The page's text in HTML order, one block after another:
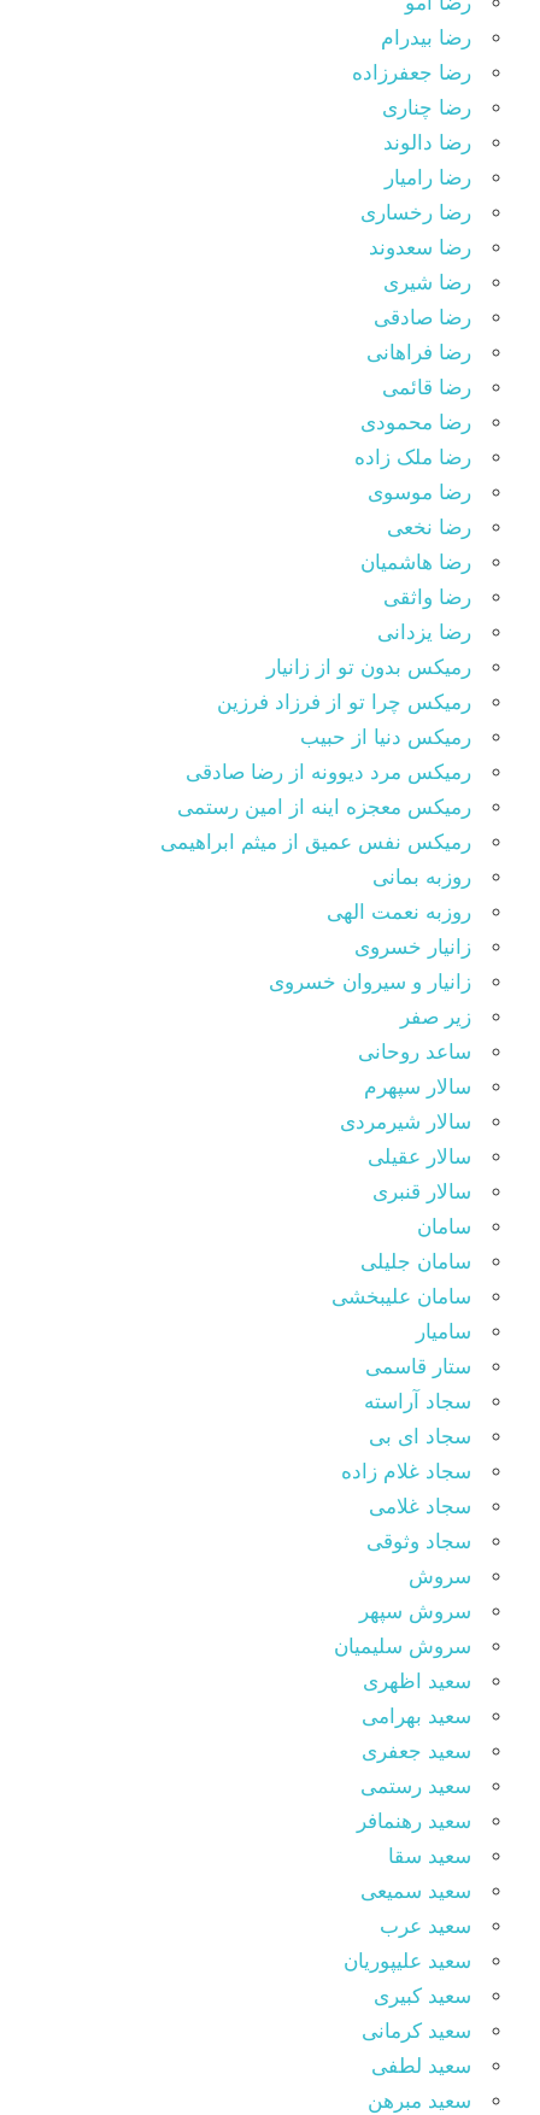
رضا بیدرام
رضا جعفرزاده
رضا چناری
رضا دالوند
رضا رامیار
رضا رخساری
رضا سعدوند
رضا شیری
رضا صادقی
رضا فراهانی
رضا قائمی
رضا محمودی
رضا ملک زاده
رضا موسوی
رضا نخعی
رضا هاشمیان
رضا واثقی
رضا یزدانی
رمیکس بدون تو از زانیار
رمیکس چرا تو از فرزاد فرزین
رمیکس دنیا از حبیب
رمیکس مرد دیوونه از رضا صادقی
رمیکس معجزه اینه از امین رستمی
رمیکس نفس عمیق از میثم ابراهیمی
روزبه بمانی
روزبه نعمت الهی
زانیار خسروی
زانیار و سیروان خسروی
زیر صفر
ساعد روحانی
سالار سپهرم
سالار شیرمردی
سالار عقیلی
سالار قنبری
سامان
سامان جلیلی
سامان علیبخشی
سامیار
ستار قاسمی
سجاد آراسته
سجاد ای بی
سجاد غلام زاده
سجاد غلامی
سجاد وثوقى
سروش
سروش سپهر
سروش سلیمیان
سعید اظهری
سعید بهرامی
سعید جعفری
سعید رستمی
سعید رهنمافر
سعید سقا
سعید سمیعی
سعید عرب
سعید علیپوریان
سعید کبیری
سعید کرمانی
سعید لطفی
سعید مبرهن